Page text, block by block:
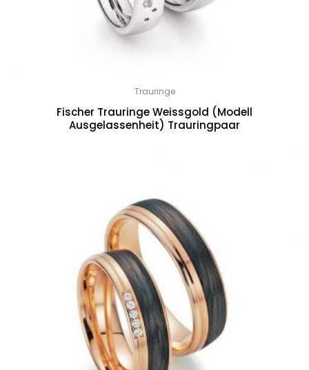
Trauringe
Fischer Trauringe Weissgold (Modell
Ausgelassenheit) Trauringpaar